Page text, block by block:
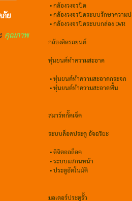
ภัย
คุณภาพ
•กล้องวงจรปิด
•กล้องวงจรปิดระบบรักษาความ
• กล้องวงจรปิดระบบกล่อง DVR
กล้องติดรถยนต์
หุ่นยนต์ทำความสะอาด
•หุ่นยนต์ทำความสะอาดกระจก
•หุ่นยนต์ทำความสะอาดพื้น
สมาร์ทกั๊ตเจ็ต
ระบบล็อคประตู อัจฉริยะ
•ดิจิตอลล็อค
• ระบบแสกนหน้า
• ประตูอัตโนมัติ
มอเตอร์ประตูรั้ว